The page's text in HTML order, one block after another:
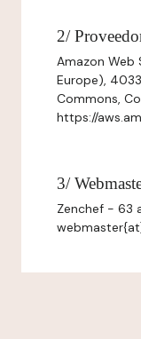
2/
Amazon Web
Europe),
Commons,
https://
3/
Zenchef - 63